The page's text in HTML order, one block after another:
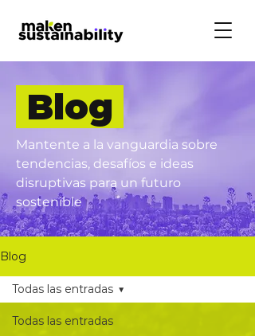
Blog
Mantente a la vanguardia sobre
tendencias, desafíos e ideas
disruptivas para un futuro
sostenible
Blog
Todas las entradas
Todas las entradas